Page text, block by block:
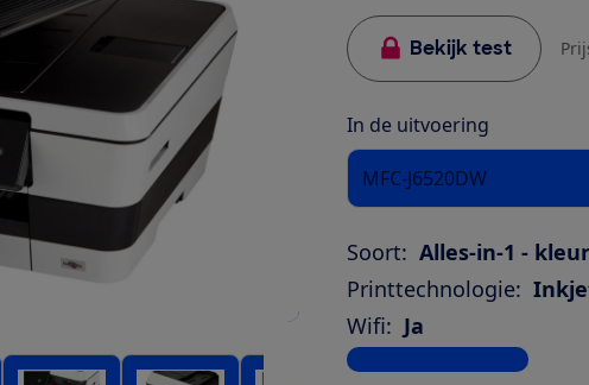
Bekijk test
In de uitvoering
MFC-J6520DW
Soort: Alles-in-1 - kleur
Printtechnologie:
Wifi: Ja
Bekijk alle specificaties